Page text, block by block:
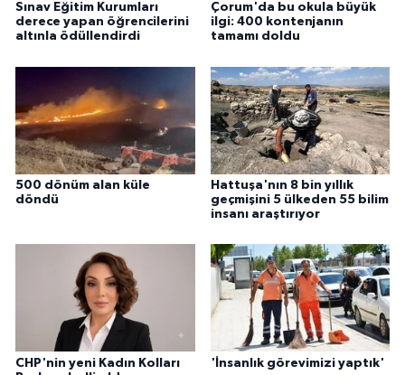
Sınav Eğitim Kurumları
derece yapan öğrencilerini
altınla ödüllendirdi
Çorum'da bu okula büyük
ilgi: 400 kontenjanın
tamamı doldu
500 dönüm alan küle
döndü
Hattuşa'nın 8 bin yıllık
geçmişini 5 ülkeden 55 bilim
insanı araştırıyor
CHP'nin yeni Kadın Kolları
'İnsanlık görevimizi yaptık'